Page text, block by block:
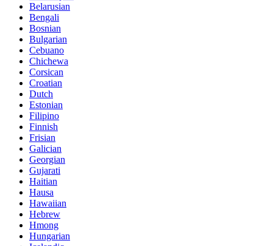
Belarusian
Bengali
Bosnian
Bulgarian
Cebuano
Chichewa
Corsican
Croatian
Dutch
Estonian
Filipino
Finnish
Frisian
Galician
Georgian
Gujarati
Haitian
Hausa
Hawaiian
Hebrew
Hmong
Hungarian